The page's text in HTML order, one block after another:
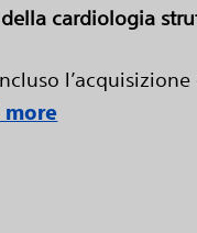
cardiologia
more